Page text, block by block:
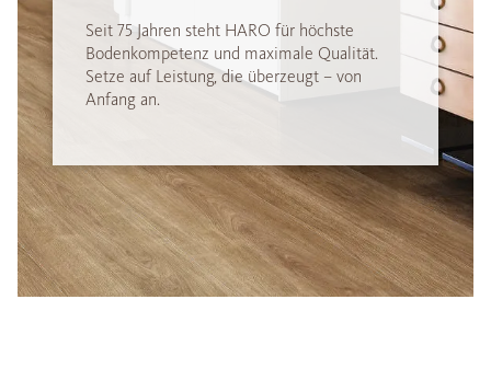
Seit 75 Jahren steht HARO für höchste
Bodenkompetenz und maximale Qualität.
Setze auf Leistung, die überzeugt – von
Anfang an.